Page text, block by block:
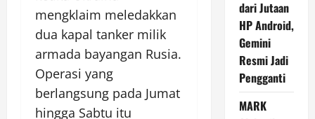
mengklaim meledakkan
dua kapal tanker milik
armada bayangan Rusia.
Operasi yang
berlangsung pada Jumat
hingga Sabtu itu
dari Jutaan
HP Android,
Gemini
Resmi Jadi
Pengganti
MARK